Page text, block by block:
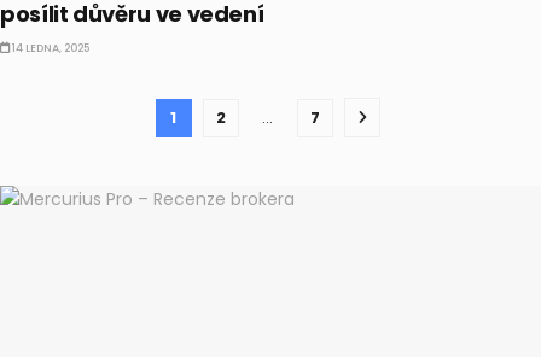
posílit důvěru ve vedení
14 LEDNA, 2025
1 2 … 7